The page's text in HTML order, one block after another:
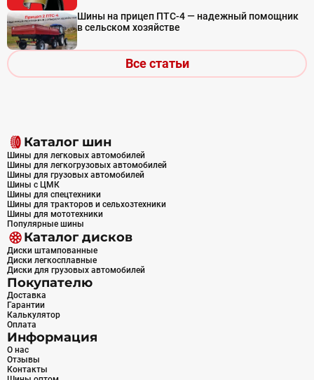
Шины на прицеп ПТС-4 — надежный помощник
в сельском хозяйстве
Все статьи
Каталог шин
Шины для легковых автомобилей
Шины для легкогрузовых автомобилей
Шины для грузовых автомобилей
Шины с ЦМК
Шины для спецтехники
Шины для тракторов и сельхозтехники
Шины для мототехники
Популярные шины
Каталог дисков
Диски штампованные
Диски легкосплавные
Диски для грузовых автомобилей
Покупателю
Доставка
Гарантии
Калькулятор
Оплата
Информация
О нас
Отзывы
Контакты